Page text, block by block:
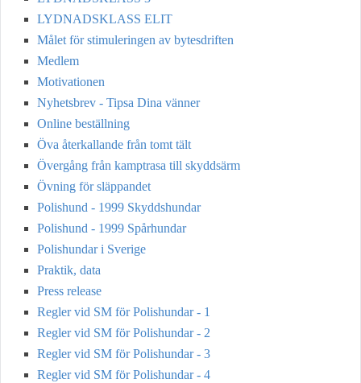
LYDNADSKLASS ELIT
Målet för stimuleringen av bytesdriften
Medlem
Motivationen
Nyhetsbrev - Tipsa Dina vänner
Online beställning
Öva återkallande från tomt tält
Övergång från kamptrasa till skyddsärm
Övning för släppandet
Polishund - 1999 Skyddshundar
Polishund - 1999 Spårhundar
Polishundar i Sverige
Praktik, data
Press release
Regler vid SM för Polishundar - 1
Regler vid SM för Polishundar - 2
Regler vid SM för Polishundar - 3
Regler vid SM för Polishundar - 4